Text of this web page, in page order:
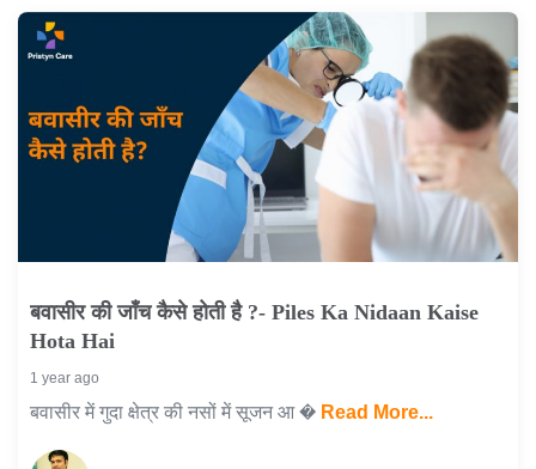
बवासीर की जाँच कैसे होती है ?- Piles Ka Nidaan Kaise
Hota Hai
1 year ago
बवासीर में गुदा क्षेत्र की नसों में सूजन आ � Read More...